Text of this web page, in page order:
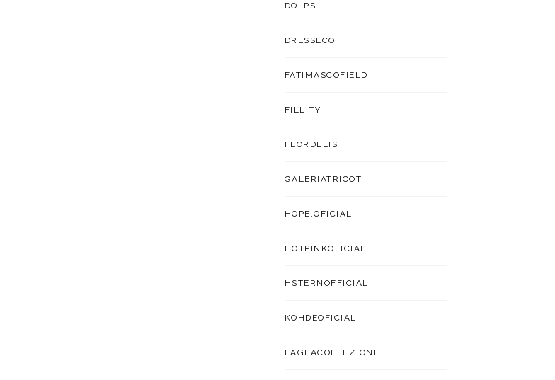
DOLPS
DRESSECO
FATIMASCOFIELD
FILLITY
FLORDELIS
GALERIATRICOT
HOPE.OFICIAL
HOTPINKOFICIAL
HSTERNOFFICIAL
KOHDEOFICIAL
LAGEACOLLEZIONE